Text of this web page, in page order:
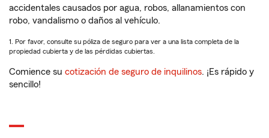
accidentales causados por agua, robos, allanamientos con
robo, vandalismo o daños al vehículo.
1. Por favor, consulte su póliza de seguro para ver a una lista completa de la
propiedad cubierta y de las pérdidas cubiertas.
Comience su cotización de seguro de inquilinos. ¡Es rápido y
sencillo!